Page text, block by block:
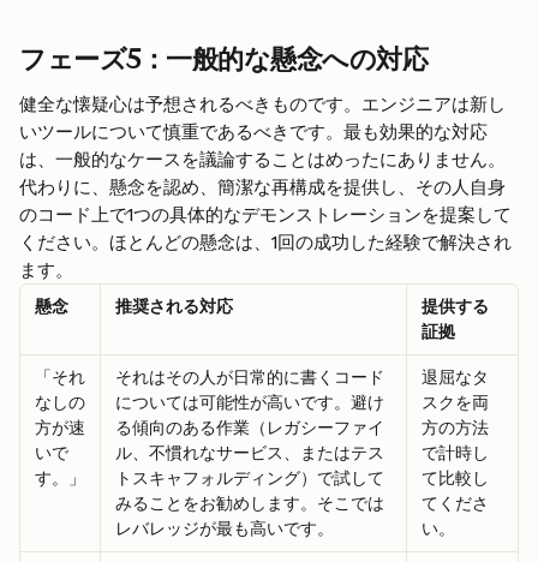
フェーズ5：一般的な懸念への対応
健全な懐疑心は予想されるべきものです。エンジニアは新し
いツールについて慎重であるべきです。最も効果的な対応
は、一般的なケースを議論することはめったにありません。
代わりに、懸念を認め、簡潔な再構成を提供し、その人自身
のコード上で1つの具体的なデモンストレーションを提案して
ください。ほとんどの懸念は、1回の成功した経験で解決され
ます。
懸念 推奨される対応
提供する
証拠
「それ
なしの
方が速
いで
す。」
それはその人が日常的に書くコード
については可能性が高いです。避け
る傾向のある作業（レガシーファイ
ル、不慣れなサービス、またはテス
トスキャフォルディング）で試して
みることをお勧めします。そこでは
レバレッジが最も高いです。
退屈なタ
スクを両
方の方法
で計時し
て比較し
てくださ
い。